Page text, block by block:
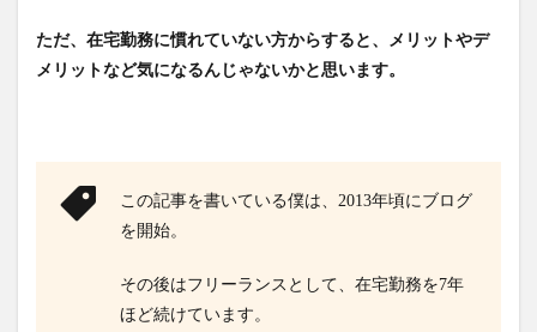
ただ、在宅勤務に慣れていない方からすると、メリットやデ
メリットなど気になるんじゃないかと思います。
この記事を書いている僕は、2013年頃にブログ
を開始。
その後はフリーランスとして、在宅勤務を7年
ほど続けています。